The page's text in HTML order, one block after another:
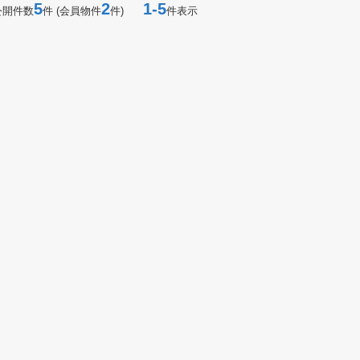
開件数5件 (会員物件2件) 1-5件表示